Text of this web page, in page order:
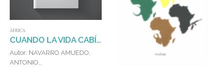
ÁFRICA
CUANDO LA VIDA CABÍA EN UNA MEDINA
Autor: NAVARRO AMUEDO,
ANTONIO